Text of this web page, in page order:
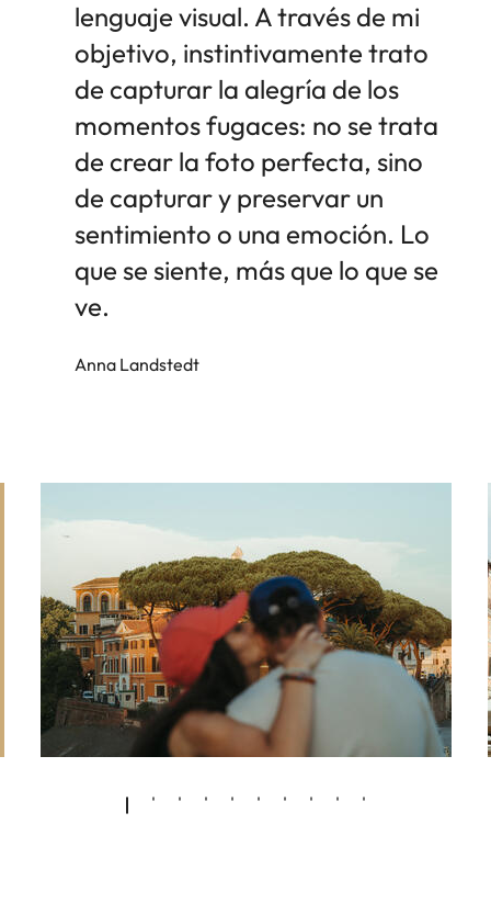
lenguaje visual. A través de mi
objetivo, instintivamente trato
de capturar la alegría de los
momentos fugaces: no se trata
de crear la foto perfecta, sino
de capturar y preservar un
sentimiento o una emoción. Lo
que se siente, más que lo que se
ve.
Anna Landstedt